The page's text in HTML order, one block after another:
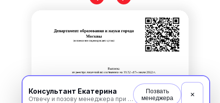
Консультант Екатерина
Отвечу и позову менеджера при необходимости
Позвать
менеджера
✕